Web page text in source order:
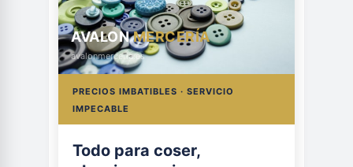
AVALONMERCERÍA
avalonmerceria.es
PRECIOS IMBATIBLES · SERVICIO
IMPECABLE
Todo para coser,